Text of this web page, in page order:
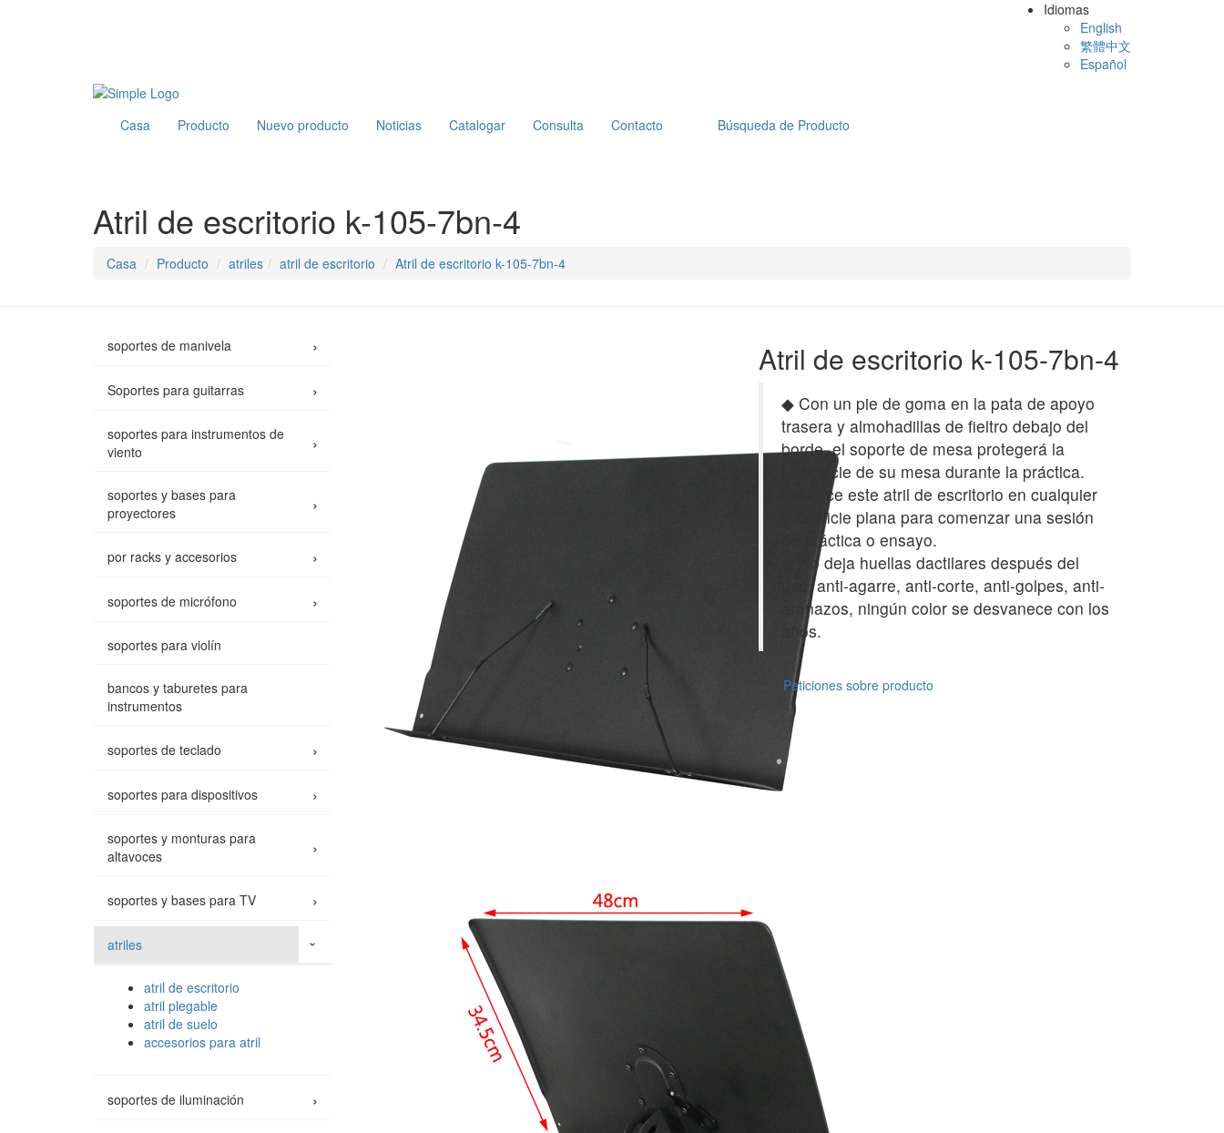
Idiomas
English
繁體中文
Español
Casa Producto Nuevo producto Noticias Catalogar Consulta Contacto Búsqueda de Producto
Atril de escritorio k-105-7bn-4
Casa Producto atriles atril de escritorio Atril de escritorio k-105-7bn-4
Atril de escritorio k-105-7bn-4
◆ Con un pie de goma en la pata de apoyo
trasera y almohadillas de fieltro debajo del
borde, el soporte de mesa protegerá la
superficie de su mesa durante la práctica.
◆ Utilice este atril de escritorio en cualquier
superficie plana para comenzar una sesión
de práctica o ensayo.
◆ No deja huellas dactilares después del
uso, anti-agarre, anti-corte, anti-golpes, anti-
arañazos, ningún color se desvanece con los
años.
Peticiones sobre producto
soportes de manivela ›
Soportes para guitarras ›
soportes para instrumentos de
viento
›
soportes y bases para
proyectores
›
por racks y accesorios ›
soportes de micrófono ›
soportes para violín
bancos y taburetes para
instrumentos
soportes de teclado ›
soportes para dispositivos ›
soportes y monturas para
altavoces
›
soportes y bases para TV ›
atriles ›
atril de escritorio
atril plegable
atril de suelo
accesorios para atril
soportes de iluminación ›